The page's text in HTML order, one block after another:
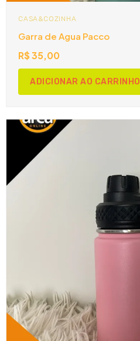
CASA&COZINHA
Garra de Agua Pacco
R$35,00
ADICIONAR AO CARRINHO